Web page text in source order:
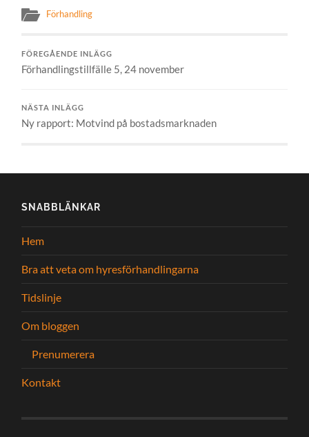
Förhandling
FÖREGÅENDE INLÄGG
Förhandlingstillfälle 5, 24 november
NÄSTA INLÄGG
Ny rapport: Motvind på bostadsmarknaden
SNABBLÄNKAR
Hem
Bra att veta om hyresförhandlingarna
Tidslinje
Om bloggen
Prenumerera
Kontakt